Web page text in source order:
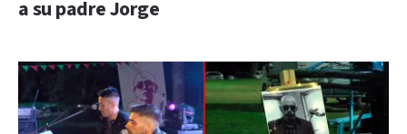
a su padre Jorge